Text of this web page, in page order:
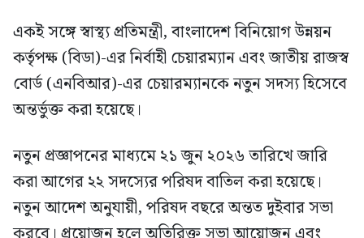
একই সঙ্গে স্বাস্থ্য প্রতিমন্ত্রী, বাংলাদেশ বিনিয়োগ উন্নয়ন
কর্তৃপক্ষ (বিডা)-এর নির্বাহী চেয়ারম্যান এবং জাতীয় রাজস্ব
বোর্ড (এনবিআর)-এর চেয়ারম্যানকে নতুন সদস্য হিসেবে
অন্তর্ভুক্ত করা হয়েছে।
নতুন প্রজ্ঞাপনের মাধ্যমে ২১ জুন ২০২৬ তারিখে জারি
করা আগের ২২ সদস্যের পরিষদ বাতিল করা হয়েছে।
নতুন আদেশ অনুযায়ী, পরিষদ বছরে অন্তত দুইবার সভা